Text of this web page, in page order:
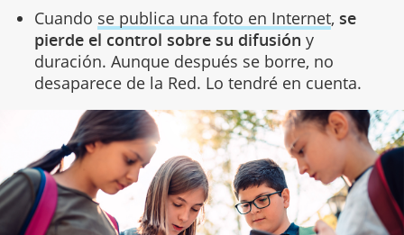
Cuando se publica una foto en Internet, se
pierde el control sobre su difusión y
duración. Aunque después se borre, no
desaparece de la Red. Lo tendré en cuenta.